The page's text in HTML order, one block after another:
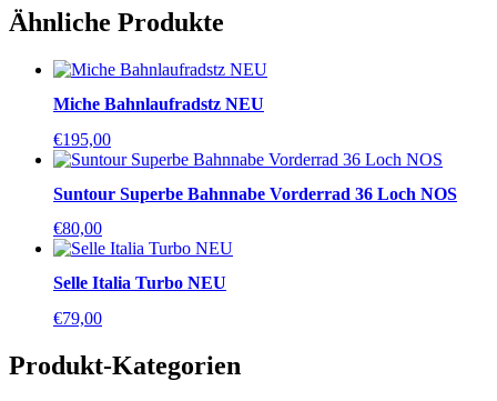
Ähnliche Produkte
Miche Bahnlaufradstz NEU
€195,00
Suntour Superbe Bahnnabe Vorderrad 36 Loch NOS
€80,00
Selle Italia Turbo NEU
€79,00
Produkt-Kategorien